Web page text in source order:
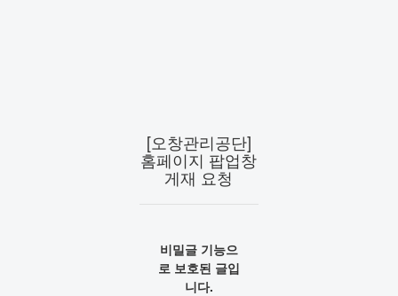
[오창관리공단]
홈페이지 팝업창
게재 요청
비밀글 기능으
로 보호된 글입
니다.